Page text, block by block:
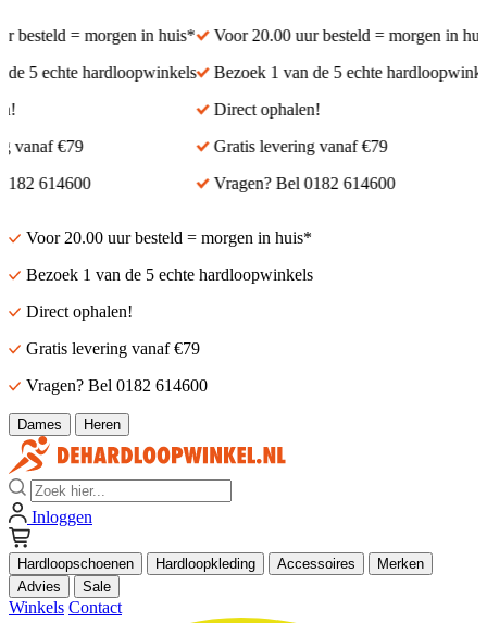
= morgen in huis*
5 echte hardloopwinkels
€79
614600
Voor 20.00 uur besteld = morgen in huis*
Bezoek 1 van de 5 echte hardloopwinkels
Direct ophalen!
Gratis levering vanaf €79
Vragen? Bel 0182 614600
Voor 20.00 uur besteld = morgen in huis*
Bezoek 1 van de 5 echte hardloopwinkels
Direct ophalen!
Gratis levering vanaf €79
Vragen? Bel 0182 614600
Dames Heren
Zoek
Inloggen
Hardloopschoenen Hardloopkleding Accessoires
Merken
Advies
Sale
Winkels Contact